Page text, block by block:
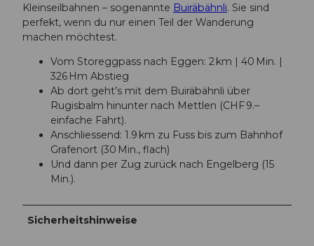
Kleinseilbahnen – sogenannte Buiräbähnli. Sie sind
perfekt, wenn du nur einen Teil der Wanderung
machen möchtest.
Vom Storeggpass nach Eggen: 2 km | 40 Min. |
326 Hm Abstieg
Ab dort geht’s mit dem Buiräbähnli über
Rugisbalm hinunter nach Mettlen (CHF 9.–
einfache Fahrt).
Anschliessend: 1.9 km zu Fuss bis zum Bahnhof
Grafenort (30 Min., flach)
Und dann per Zug zurück nach Engelberg (15
Min.).
Sicherheitshinweise